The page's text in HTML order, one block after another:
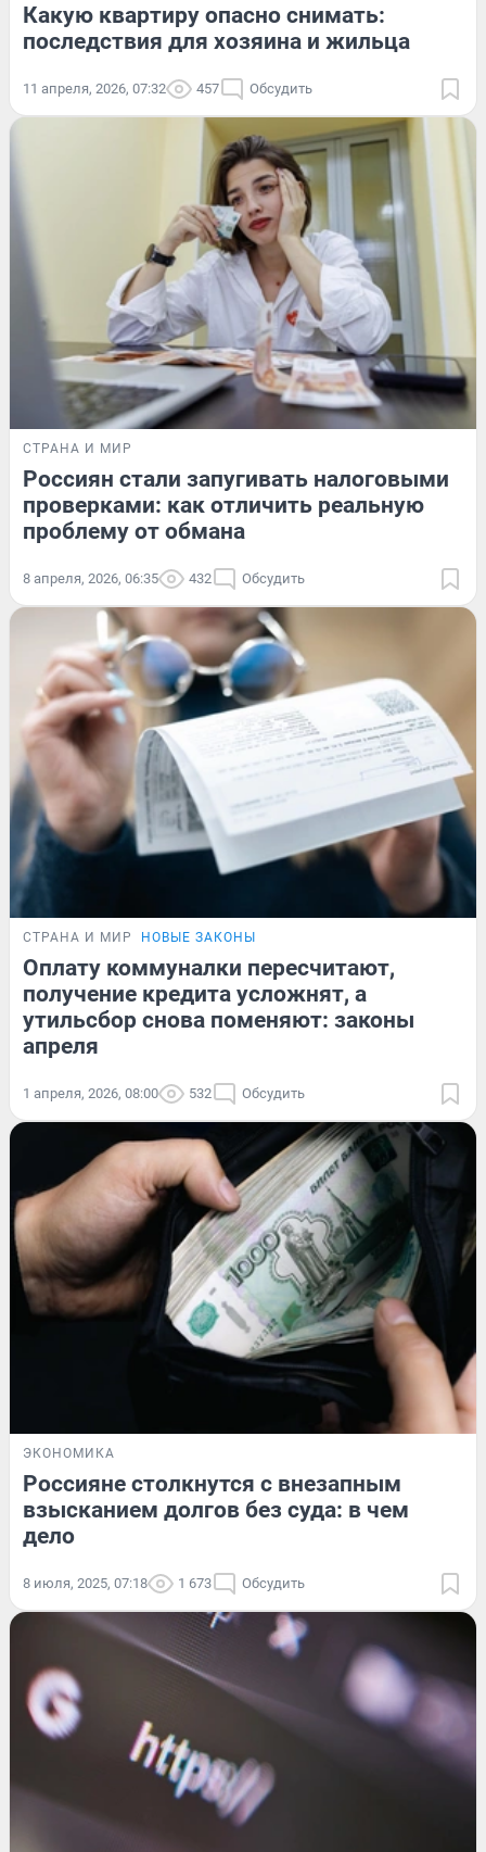
Какую квартиру опасно снимать:
последствия для хозяина и жильца
11 апреля, 2026, 07:32 457 Обсудить
СТРАНА И МИР
Россиян стали запугивать налоговыми
проверками: как отличить реальную
проблему от обмана
8 апреля, 2026, 06:35 432 Обсудить
СТРАНА И МИР НОВЫЕ ЗАКОНЫ
Оплату коммуналки пересчитают,
получение кредита усложнят, а
утильсбор снова поменяют: законы
апреля
1 апреля, 2026, 08:00 532 Обсудить
ЭКОНОМИКА
Россияне столкнутся с внезапным
взысканием долгов без суда: в чем
дело
8 июля, 2025, 07:18 1 673 Обсудить